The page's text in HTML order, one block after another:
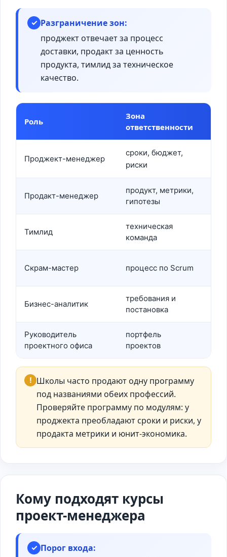
✓ Разграничение зон:
проджект отвечает за процесс
доставки, продакт за ценность
продукта, тимлид за техническое
качество.
Роль
Зона
ответственности
Проджект-менеджер
сроки, бюджет,
риски
Продакт-менеджер
продукт, метрики,
гипотезы
Тимлид
техническая
команда
Скрам-мастер процесс по Scrum
Бизнес-аналитик
требования и
постановка
Руководитель
проектного офиса
портфель
проектов
! Школы часто продают одну программу
под названиями обеих профессий.
Проверяйте программу по модулям: у
проджекта преобладают сроки и риски, у
продакта метрики и юнит-экономика.
Кому подходят курсы
проект-менеджера
✓ Порог входа: